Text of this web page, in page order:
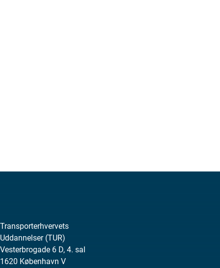
Transporterhvervets
Uddannelser (TUR)
Vesterbrogade 6 D, 4. sal
1620 København V